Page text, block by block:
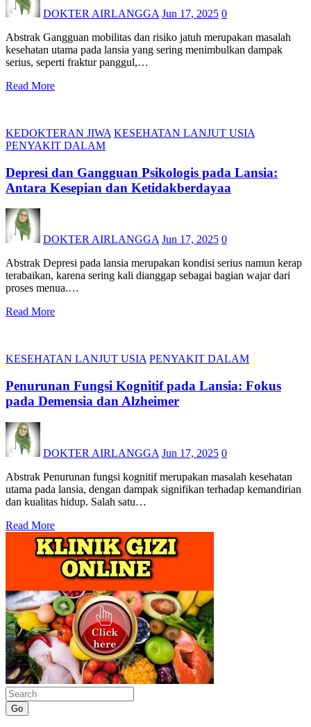
DOKTER AIRLANGGA Jun 17, 2025 0
Abstrak Gangguan mobilitas dan risiko jatuh merupakan masalah
kesehatan utama pada lansia yang sering menimbulkan dampak
serius, seperti fraktur panggul,…
Read More
KEDOKTERAN JIWA KESEHATAN LANJUT USIA
PENYAKIT DALAM
Depresi dan Gangguan Psikologis pada Lansia:
Antara Kesepian dan Ketidakberdayaa
DOKTER AIRLANGGA Jun 17, 2025 0
Abstrak Depresi pada lansia merupakan kondisi serius namun kerap
terabaikan, karena sering kali dianggap sebagai bagian wajar dari
proses menua.…
Read More
KESEHATAN LANJUT USIA PENYAKIT DALAM
Penurunan Fungsi Kognitif pada Lansia: Fokus
pada Demensia dan Alzheimer
DOKTER AIRLANGGA Jun 17, 2025 0
Abstrak Penurunan fungsi kognitif merupakan masalah kesehatan
utama pada lansia, dengan dampak signifikan terhadap kemandirian
dan kualitas hidup. Salah satu…
Read More
Go